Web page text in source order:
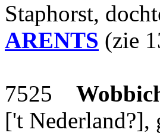
Staphorst,
ARENTS (zie
7525
['t Nederland?],